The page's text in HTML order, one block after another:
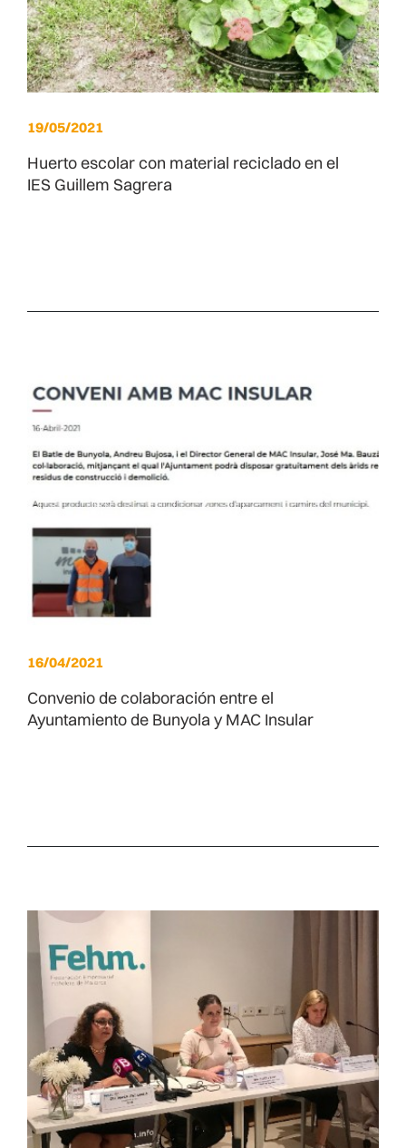
19/05/2021
Huerto escolar con material reciclado en el
IES Guillem Sagrera
16/04/2021
Convenio de colaboración entre el
Ayuntamiento de Bunyola y MAC Insular